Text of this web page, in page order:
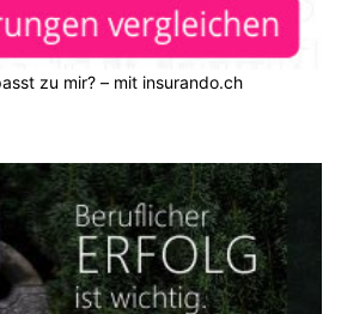
zu mir? – mit insurando.ch